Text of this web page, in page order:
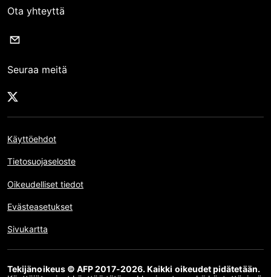
Ota yhteyttä
Seuraa meitä
Käyttöehdot
Tietosuojaseloste
Oikeudelliset tiedot
Evästeasetukset
Sivukartta
Tekijänoikeus © AFP 2017-2026. Kaikki oikeudet pidätetään.